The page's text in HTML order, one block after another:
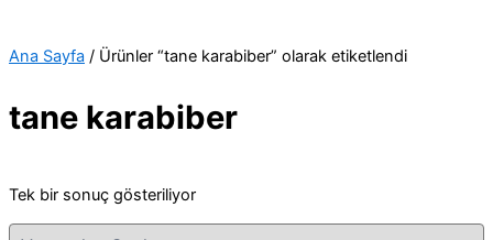
Ana Sayfa / Ürünler “tane karabiber” olarak etiketlendi
tane karabiber
Tek bir sonuç gösteriliyor